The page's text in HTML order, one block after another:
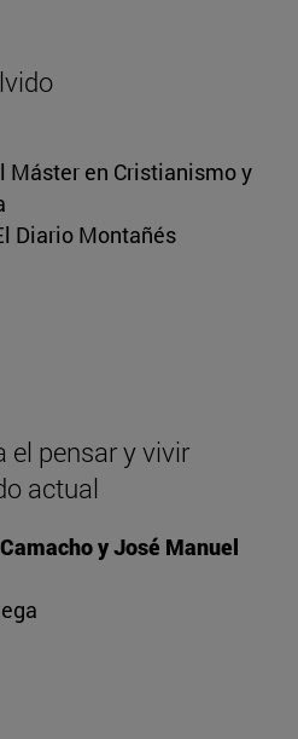
en Cristianismo y
Diario Montañés
el pensar y vivir
actual
y José Manuel